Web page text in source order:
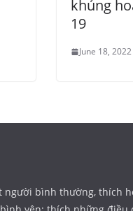
khủng
19
June 18, 2022
người bình thường, thích